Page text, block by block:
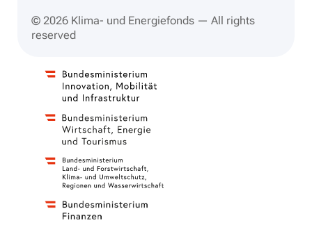
© 2026 Klima- und Energiefonds — All rights
reserved